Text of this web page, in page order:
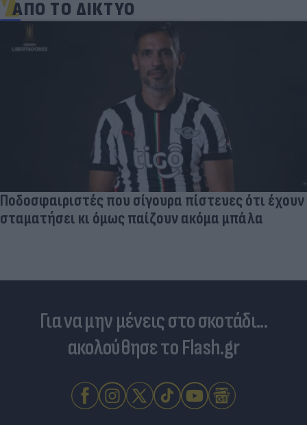
ΑΠΟ ΤΟ ΔΙΚΤΥΟ
Και οι μαϊμούδες έχουν κατοικίδια! Οι
επιστήμονες ρίχνουν φως στις "φιλίες" μεταξύ
Για να μην μένεις στο σκοτάδι...
ακολούθησε το Flash.gr